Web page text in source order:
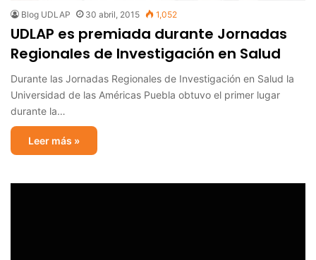
Blog UDLAP 30 abril, 2015 1,052
UDLAP es premiada durante Jornadas
Regionales de Investigación en Salud
Durante las Jornadas Regionales de Investigación en Salud la
Universidad de las Américas Puebla obtuvo el primer lugar
durante la…
Leer más »